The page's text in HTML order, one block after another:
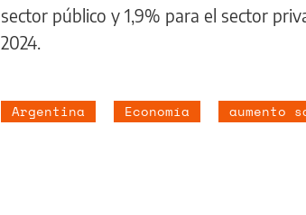
sector público y 1,9% para el sector
2024.
Argentina Economía aumento